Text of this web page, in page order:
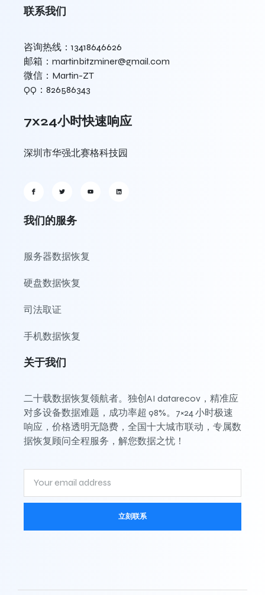
联系我们
咨询热线：13418646626
邮箱：martinbitzminer@gmail.com
微信：Martin-ZT
QQ：826586343
7x24小时快速响应
深圳市华强北赛格科技园
我们的服务
服务器数据恢复
硬盘数据恢复
司法取证
手机数据恢复
关于我们
二十载数据恢复领航者。独创AI datarecov，精准应
对多设备数据难题，成功率超 98%。7×24 小时极速
响应，价格透明无隐费，全国十大城市联动，专属数
据恢复顾问全程服务，解您数据之忧！
立刻联系